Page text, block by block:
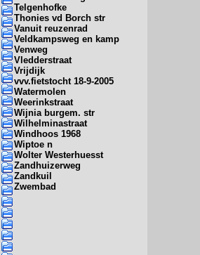
Telgenhofke
Thonies vd Borch str
Vanuit reuzenrad
Veldkampsweg en kamp
Venweg
Vledderstraat
Vrijdijk
vvv.fietstocht 18-9-2005
Watermolen
Weerinkstraat
Wijnia burgem. str
Wilhelminastraat
Windhoos 1968
Wiptoe n
Wolter Westerhuesst
Zandhuizerweg
Zandkuil
Zwembad